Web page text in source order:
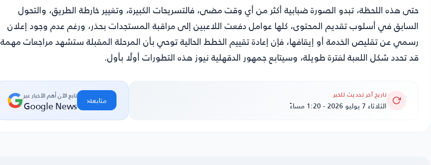
حتى هذه اللحظة، تبدو الصورة ضبابية أكثر من أي وقت مضى، فالتسريحات الكبيرة، وتغيير خارطة الطريق، والتحول
السابق في أسلوب تقديم المحتوى، كلها عوامل دفعت اللاعبين إلى مراقبة المستجدات بحذر، ورغم عدم وجود إعلان
رسمي عن تقليص الخدمة أو إيقافها، فإن إعادة تقييم الخطط الحالية توحي بأن المرحلة المقبلة ستشهد مراجعات مهمة
قد تحدد شكل اللعبة لفترة طويلة، وسيتابع جمهور الدقهلية نيوز هذه التطورات أولًا بأول.
تاريخ آخر تحديث للخبر
الثلاثاء 7 يوليو 2026 - 1:20 مساءً
تابع الآن أهم الأخبار عبر
Google News متابعة‹